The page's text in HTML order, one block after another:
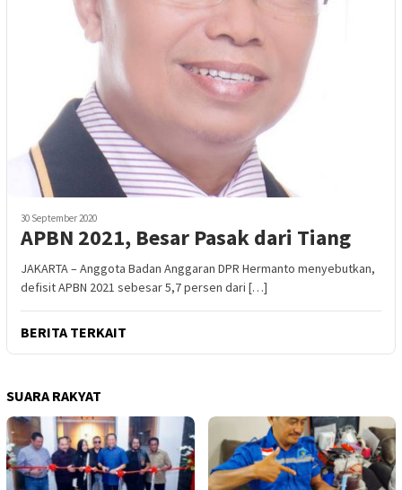
30 September 2020
APBN 2021, Besar Pasak dari Tiang
JAKARTA – Anggota Badan Anggaran DPR Hermanto menyebutkan,
defisit APBN 2021 sebesar 5,7 persen dari […]
BERITA TERKAIT
SUARA RAKYAT